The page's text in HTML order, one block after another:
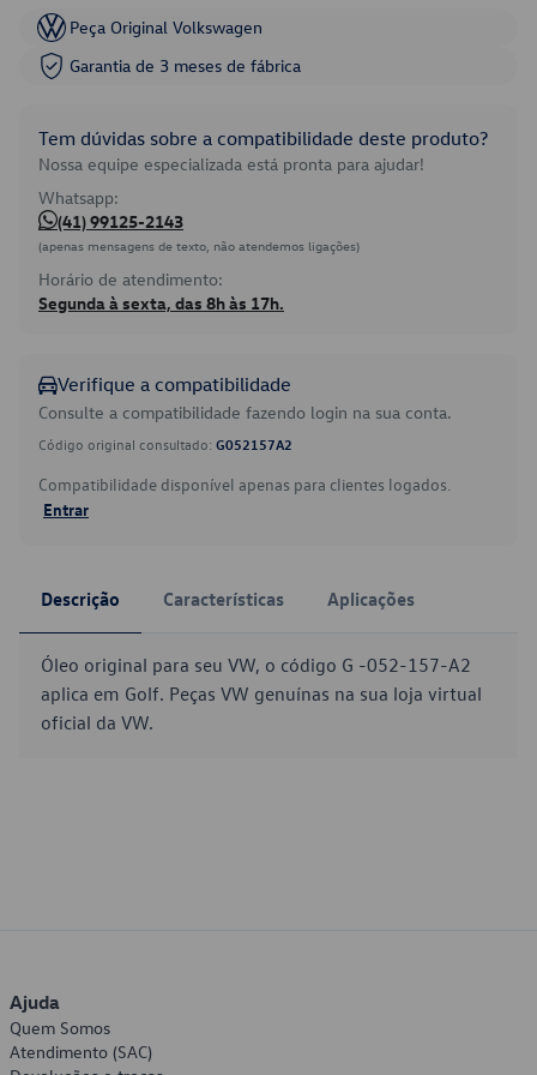
Peça Original Volkswagen
Garantia de 3 meses de fábrica
Tem dúvidas sobre a compatibilidade deste produto?
Nossa equipe especializada está pronta para ajudar!
Whatsapp:
(41) 99125-2143
(apenas mensagens de texto, não atendemos ligações)
Horário de atendimento:
Segunda à sexta, das 8h às 17h.
Verifique a compatibilidade
Consulte a compatibilidade fazendo login na sua conta.
Código original consultado: G052157A2
Compatibilidade disponível apenas para clientes logados.
Entrar
Descrição Características Aplicações
Óleo original para seu VW, o código G -052-157-A2
aplica em Golf. Peças VW genuínas na sua loja virtual
oficial da VW.
Ajuda
Quem Somos
Atendimento (SAC)